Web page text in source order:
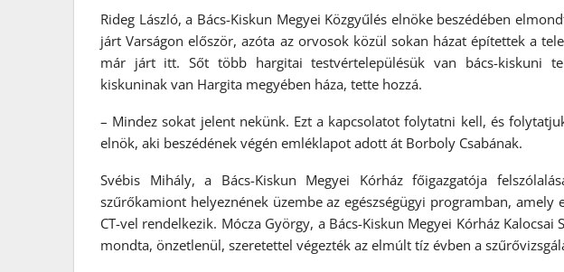
Rideg László, a Bács-Kiskun Megyei Közgyűlés elnöke beszédében
járt Varságon először, azóta az orvosok közül sokan házat építettek a
már járt itt. Sőt több hargitai testvértelepülésük van bács-kiskuni
kiskuninak van Hargita megyében háza, tette hozzá.
– Mindez sokat jelent nekünk. Ezt a kapcsolatot folytatni kell, és
elnök, aki beszédének végén emléklapot adott át Borboly Csabának.
Svébis Mihály, a Bács-Kiskun Megyei Kórház főigazgatója
szűrőkamiont helyeznének üzembe az egészségügyi programban, amely
CT-vel rendelkezik. Mócza György, a Bács-Kiskun Megyei Kórház Kalocsai
mondta, önzetlenül, szeretettel végezték az elmúlt tíz évben a